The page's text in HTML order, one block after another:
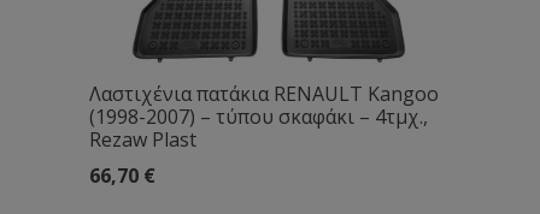
Λαστιχένια πατάκια RENAULT Kangoo
(1998-2007) – τύπου σκαφάκι – 4τμχ.,
Rezaw Plast
66,70 €